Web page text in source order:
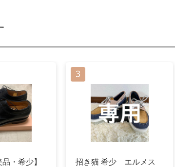
・希少】
招き猫 希少 エルメス